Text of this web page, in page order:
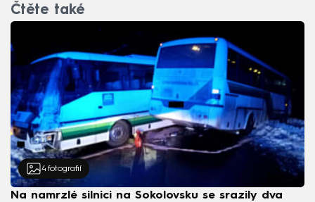
Čtěte také
4 fotografií
Na namrzlé silnici na Sokolovsku se srazily dva